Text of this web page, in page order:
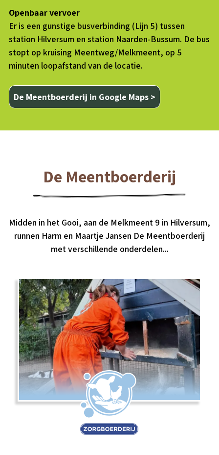
Openbaar vervoer
Er is een gunstige busverbinding (Lijn 5) tussen
station Hilversum en station Naarden-Bussum. De bus
stopt op kruising Meentweg/Melkmeent, op 5
minuten loopafstand van de locatie.
De Meentboerderij in Google Maps >
De Meentboerderij
Midden in het Gooi, aan de Melkmeent 9 in Hilversum,
runnen Harm en Maartje Jansen De Meentboerderij
met verschillende onderdelen...